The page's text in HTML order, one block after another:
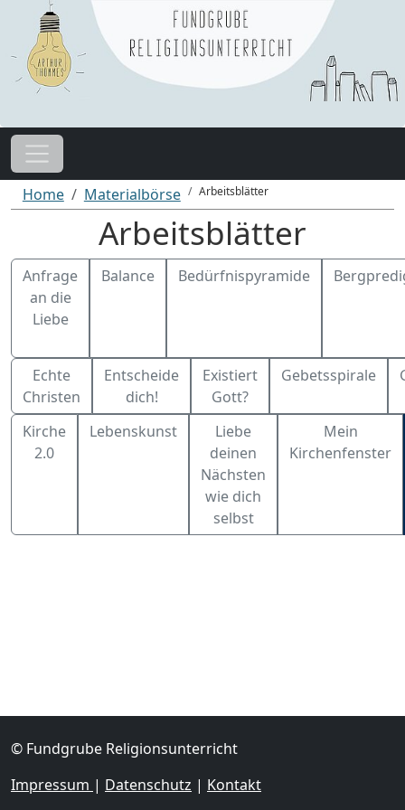
Home Materialbörse Arbeitsblätter
Arbeitsblätter
Anfrage
an die
Liebe
Balance Bedürfnispyramide
Echte
Christen
Entscheide
dich!
Existiert
Gott?
Gebetsspirale
Kirche
2.0
Lebenskunst
Liebe
deinen
Nächsten
wie dich
selbst
Mein
Kirchenfenster
© Fundgrube Religionsunterricht
Impressum | Datenschutz | Kontakt